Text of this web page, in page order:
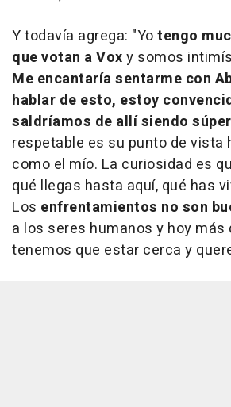
Y todavía agrega: "Yotengo
que votan a Voxy somos
Me encantaría sentarme con
hablar de esto, estoy
saldríamos de allí siendo
respetable es su punto de vista
como el mío. La curiosidad es
qué llegas hasta aquí, qué has
Los enfrentamientos no son
a los seres humanos y hoy más
tenemos que estar cerca y